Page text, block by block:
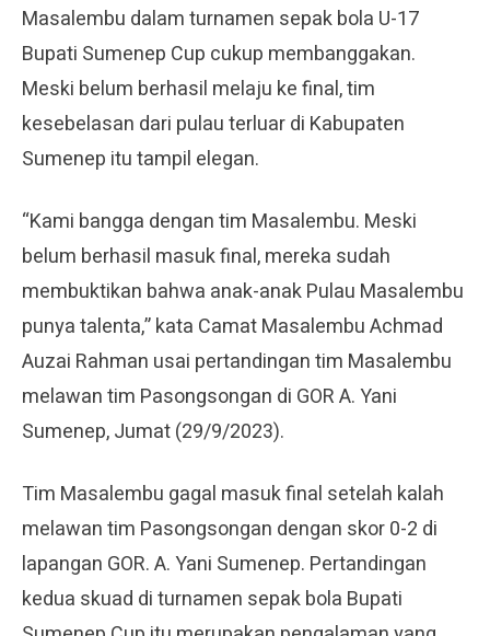
Masalembu dalam turnamen sepak bola U-17
Bupati Sumenep Cup cukup membanggakan.
Meski belum berhasil melaju ke final, tim
kesebelasan dari pulau terluar di Kabupaten
Sumenep itu tampil elegan.
“Kami bangga dengan tim Masalembu. Meski
belum berhasil masuk final, mereka sudah
membuktikan bahwa anak-anak Pulau Masalembu
punya talenta,” kata Camat Masalembu Achmad
Auzai Rahman usai pertandingan tim Masalembu
melawan tim Pasongsongan di GOR A. Yani
Sumenep, Jumat (29/9/2023).
Tim Masalembu gagal masuk final setelah kalah
melawan tim Pasongsongan dengan skor 0-2 di
lapangan GOR. A. Yani Sumenep. Pertandingan
kedua skuad di turnamen sepak bola Bupati